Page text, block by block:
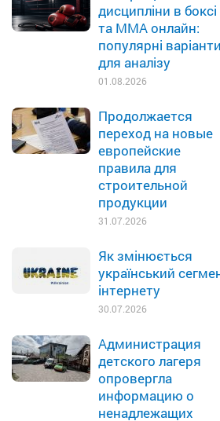
дисципліни в боксі
та MMA онлайн:
популярні варіанти
для аналізу
01.08.2026
Продолжается
переход на новые
европейские
правила для
строительной
продукции
31.07.2026
Як змінюється
український
інтернету
30.07.2026
Администрация
детского лагеря
опровергла
информацию о
ненадлежащих